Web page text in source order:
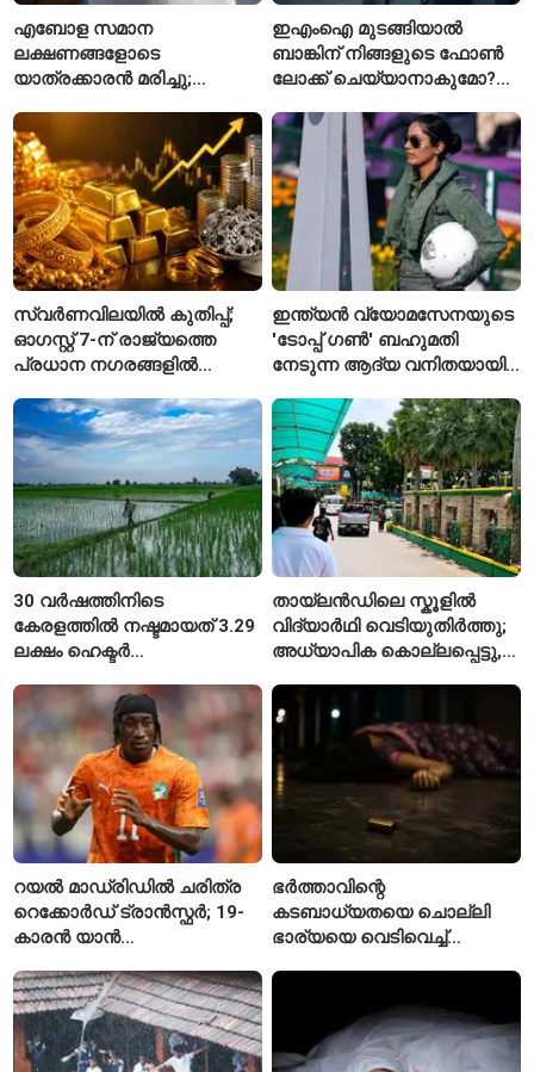
എബോള സമാന
ലക്ഷണങ്ങളോടെ
യാത്രക്കാരൻ മരിച്ചു;
യാത്രക്കാരെ
നിരീക്ഷണത്തിൽ
ഇഎംഐ മുടങ്ങിയാൽ
ബാങ്കിന് നിങ്ങളുടെ ഫോൺ
ലോക്ക് ചെയ്യാനാകുമോ?
ചട്ടങ്ങൾ ഇങ്ങനെ
സ്വർണവിലയിൽ കുതിപ്പ്;
ഓഗസ്റ്റ് 7-ന് രാജ്യത്തെ
പ്രധാന നഗരങ്ങളിൽ
ഇന്ത്യൻ വ്യോമസേനയുടെ
'ടോപ്പ് ഗൺ' ബഹുമതി
നേടുന്ന ആദ്യ വനിതയായി
30 വർഷത്തിനിടെ
കേരളത്തിൽ നഷ്ടമായത് 3.29
ലക്ഷം ഹെക്ടർ
തായ്‌ലൻഡിലെ സ്കൂളിൽ
വിദ്യാർഥി വെടിയുതിർത്തു;
അധ്യാപിക കൊല്ലപ്പെട്ടു,
റയൽ മാഡ്രിഡിൽ ചരിത്ര
റെക്കോർഡ് ട്രാൻസ്ഫർ; 19-
കാരൻ യാൻ
സ്വന്തമാക്കി സ്പാനിഷ്
വമ്പന്മാർ
ഭർത്താവിന്റെ
കടബാധ്യതയെ ചൊല്ലി
ഭാര്യയെ വെടിവെച്ച്
കൊലപാതകം